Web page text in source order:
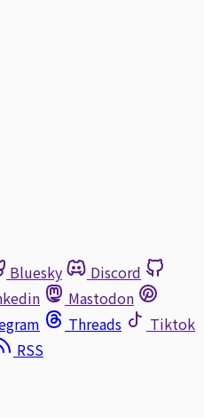
Bluesky
Discord
Mastodon
Threads
Tiktok
RSS